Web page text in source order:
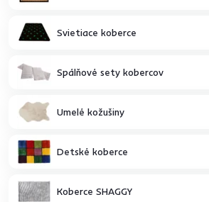
Svietiace koberce
Spálňové sety kobercov
Umelé kožušiny
Detské koberce
Koberce SHAGGY